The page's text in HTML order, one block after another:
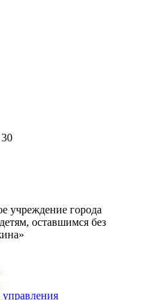
учреждение города
оставшимся без